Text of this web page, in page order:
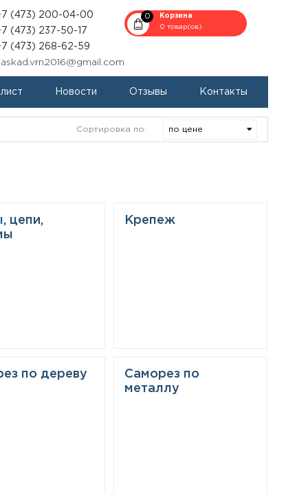
(473) 200-04-00
(473) 237-50-17
(473) 268-62-59
0
Корзина
0 товар(ов)
Новости Отзывы Контакты
Сортировка по:
цепи,
Крепеж
по дереву
Саморез по
металлу